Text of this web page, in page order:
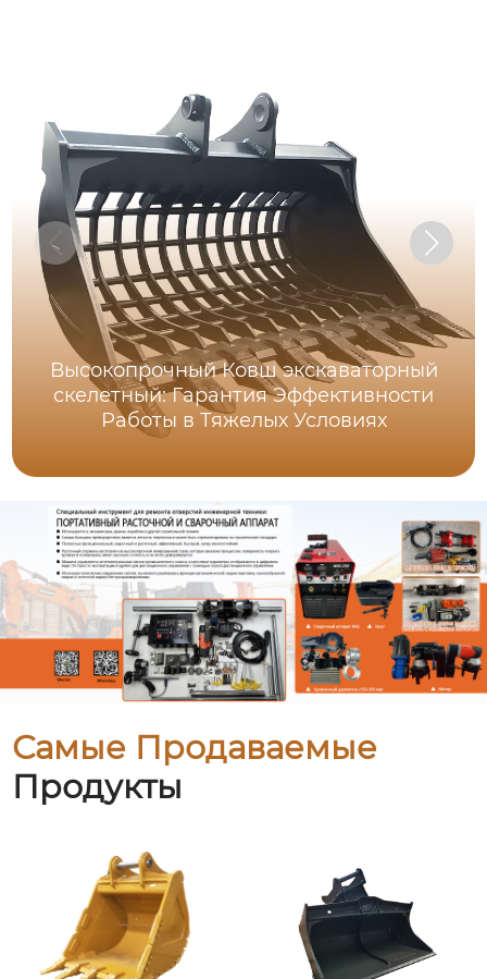
Высокопрочный Ковш экскаваторный
скелетный: Гарантия Эффективности
Работы в Тяжелых Условиях
Самые Продаваемые
Продукты